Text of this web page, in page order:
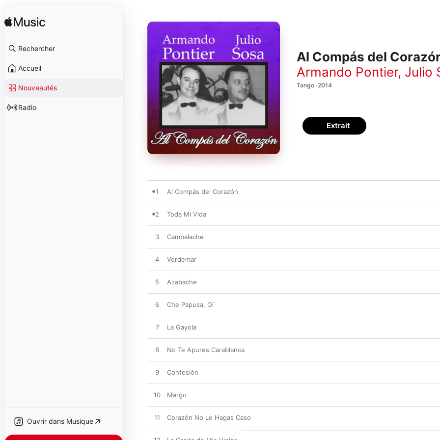
Rechercher
Accueil
Nouveautés
Radio
Ouvrir dans Musique
Al Compás del
Armando Pontier, Julio
Tango · 2014
Extrait
1 Al Compás del Corazón
2 Toda Mi Vida
3 Cambalache
4 Verdemar
5 Azabache
6 Che Papusa, Oí
7 La Gayola
8 No Te Apures Carablanca
9 Confesión
10 Margo
11 Corazón No Le Hagas Caso